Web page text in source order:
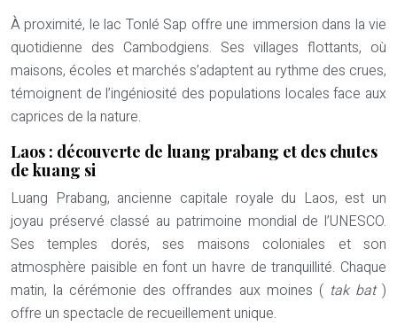
À proximité, le lac Tonlé Sap offre une immersion dans la vie
quotidienne des Cambodgiens. Ses villages flottants, où
maisons, écoles et marchés s’adaptent au rythme des crues,
témoignent de l’ingéniosité des populations locales face aux
caprices de la nature.
Laos : découverte de luang prabang et des chutes
de kuang si
Luang Prabang, ancienne capitale royale du Laos, est un
joyau préservé classé au patrimoine mondial de l’UNESCO.
Ses temples dorés, ses maisons coloniales et son
atmosphère paisible en font un havre de tranquillité. Chaque
matin, la cérémonie des offrandes aux moines ( tak bat)
offre un spectacle de recueillement unique.